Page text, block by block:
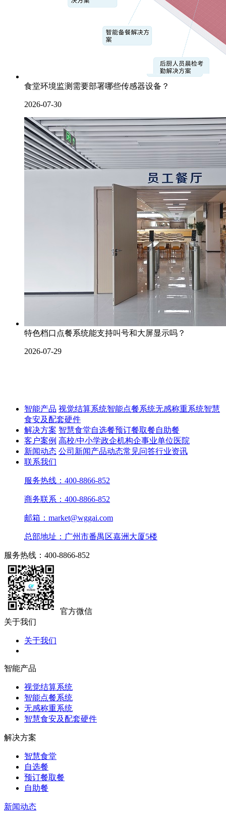
食堂环境监测需要部署哪些传感器设备？
2026-07-30
特色档口点餐系统能支持叫号和大屏显示吗？
2026-07-29
智能产品 视觉结算系统智能点餐系统无感称重系统智慧
食安及配套硬件
解决方案 智慧食堂自选餐预订餐取餐自助餐
客户案例 高校/中小学政企机构企事业单位医院
新闻动态 公司新闻产品动态常见问答行业资讯
联系我们
服务热线：400-8866-852
商务联系：400-8866-852
邮箱：market@wggai.com
总部地址：广州市番禺区嘉洲大厦5楼
服务热线：400-8866-852
官方微信
关于我们
关于我们
智能产品
视觉结算系统
智能点餐系统
无感称重系统
智慧食安及配套硬件
解决方案
智慧食堂
自选餐
预订餐取餐
自助餐
新闻动态